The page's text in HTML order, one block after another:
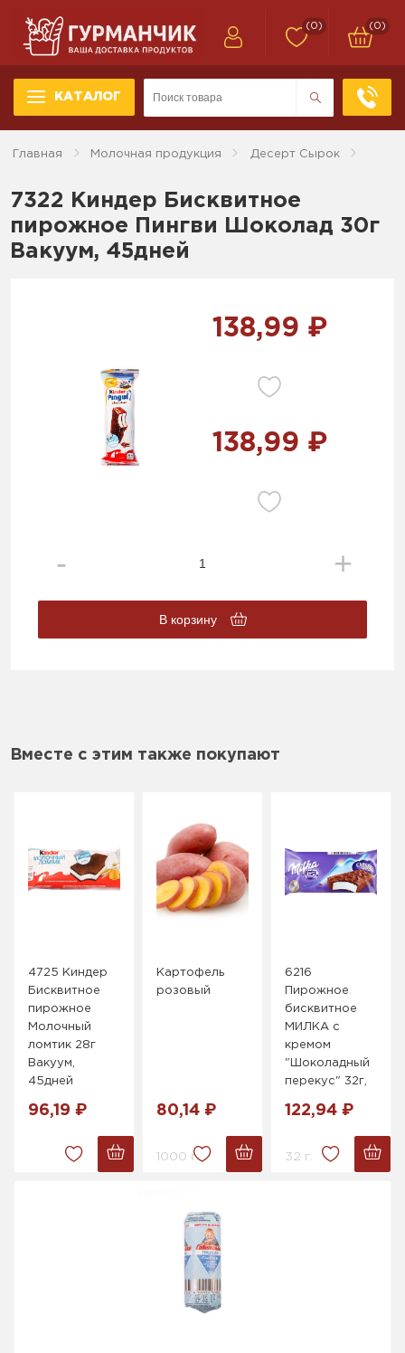
КАТАЛОГ
(0) (0)
Главная Молочная продукция Десерт Сырок
7322 Киндер Бисквитное
пирожное Пингви Шоколад 30г
Вакуум, 45дней
138,99 ₽
138,99 ₽
В корзину
Вместе с этим также покупают
4725 Киндер
Бисквитное
пирожное
Молочный
ломтик 28г
Вакуум,
45дней
96,19 ₽
Картофель
розовый
80,14 ₽
1000 г.
6216
Пирожное
бисквитное
МИЛКА с
кремом
"Шоколадный
перекус" 32г,
122,94 ₽
32 г.